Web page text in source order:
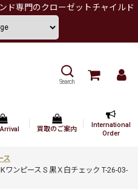
ド専門のクローゼットチャイルド
Search
買取のご案内
International
Order
ス
ンピース S 黒Ｘ白チェック T-26-03-